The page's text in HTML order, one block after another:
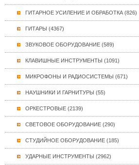
ГИТАРНОЕ УСИЛЕНИЕ И ОБРАБОТКА (826)
ГИТАРЫ (4367)
ЗВУКОВОЕ ОБОРУДОВАНИЕ (589)
КЛАВИШНЫЕ ИНСТРУМЕНТЫ (1091)
МИКРОФОНЫ И РАДИОСИСТЕМЫ (671)
НАУШНИКИ И ГАРНИТУРЫ (55)
ОРКЕСТРОВЫЕ (2139)
СВЕТОВОЕ ОБОРУДОВАНИЕ (290)
СТУДИЙНОЕ ОБОРУДОВАНИЕ (185)
УДАРНЫЕ ИНСТРУМЕНТЫ (2962)